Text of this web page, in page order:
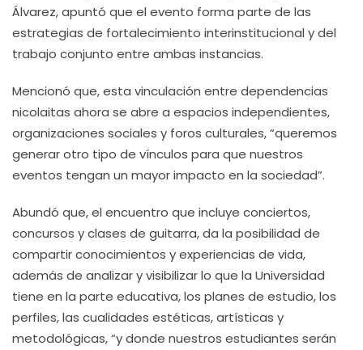
Álvarez, apuntó que el evento forma parte de las
estrategias de fortalecimiento interinstitucional y del
trabajo conjunto entre ambas instancias.
Mencionó que, esta vinculación entre dependencias
nicolaitas ahora se abre a espacios independientes,
organizaciones sociales y foros culturales, “queremos
generar otro tipo de vínculos para que nuestros
eventos tengan un mayor impacto en la sociedad”.
Abundó que, el encuentro que incluye conciertos,
concursos y clases de guitarra, da la posibilidad de
compartir conocimientos y experiencias de vida,
además de analizar y visibilizar lo que la Universidad
tiene en la parte educativa, los planes de estudio, los
perfiles, las cualidades estéticas, artísticas y
metodológicas, “y donde nuestros estudiantes serán